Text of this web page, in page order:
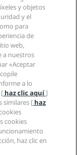
y objetos
y el
para
de
web,
a nuestros
«Aceptar
a lo
haz clic aquí]
similares [ haz
cookies
haz clic en